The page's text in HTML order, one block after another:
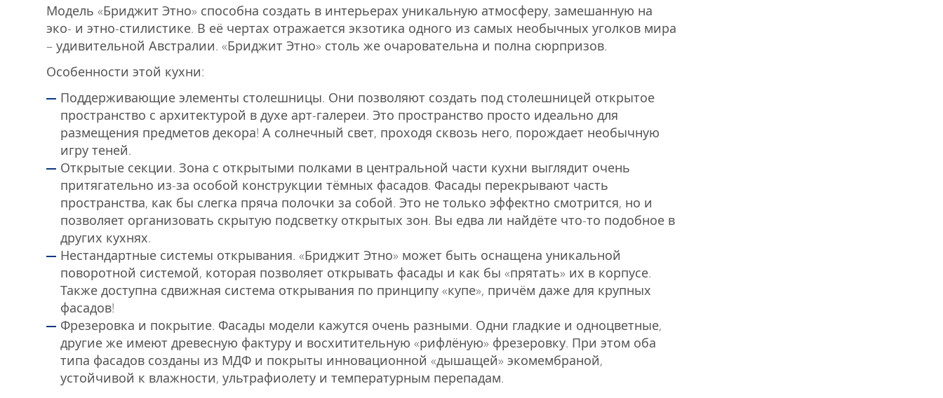
Модель «Бриджит Этно» способна создать в интерьерах уникальную атмосферу, замешанную на
эко- и этно-стилистике. В её чертах отражается экзотика одного из самых необычных уголков мира
– удивительной Австралии. «Бриджит Этно» столь же очаровательна и полна сюрпризов.
Особенности этой кухни:
Поддерживающие элементы столешницы. Они позволяют создать под столешницей открытое
пространство с архитектурой в духе арт-галереи. Это пространство просто идеально для
размещения предметов декора! А солнечный свет, проходя сквозь него, порождает необычную
игру теней.
Открытые секции. Зона с открытыми полками в центральной части кухни выглядит очень
притягательно из-за особой конструкции тёмных фасадов. Фасады перекрывают часть
пространства, как бы слегка пряча полочки за собой. Это не только эффектно смотрится, но и
позволяет организовать скрытую подсветку открытых зон. Вы едва ли найдёте что-то подобное в
других кухнях.
Нестандартные системы открывания. «Бриджит Этно» может быть оснащена уникальной
поворотной системой, которая позволяет открывать фасады и как бы «прятать» их в корпусе.
Также доступна сдвижная система открывания по принципу «купе», причём даже для крупных
фасадов!
Фрезеровка и покрытие. Фасады модели кажутся очень разными. Одни гладкие и одноцветные,
другие же имеют древесную фактуру и восхитительную «рифлёную» фрезеровку. При этом оба
типа фасадов созданы из МДФ и покрыты инновационной «дышащей» экомембраной,
устойчивой к влажности, ультрафиолету и температурным перепадам.